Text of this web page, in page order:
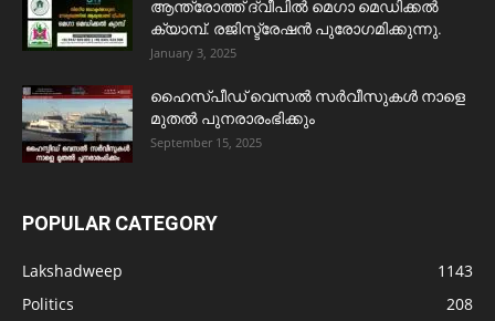
ആന്ത്രോത്ത് ദ്വീപിൽ മെഗാ മെഡിക്കൽ
ക്യാമ്പ്. രജിസ്ട്രേഷൻ പുരോഗമിക്കുന്നു.
January 3, 2025
ഹൈസ്പീഡ് വെസൽ സർവീസുകൾ നാളെ
മുതൽ പുനരാരംഭിക്കും
September 15, 2025
POPULAR CATEGORY
Lakshadweep
1143
Politics
208